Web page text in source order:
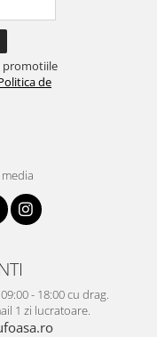
promotiile
de
- 18:00 cu drag.
1 zi lucratoare.